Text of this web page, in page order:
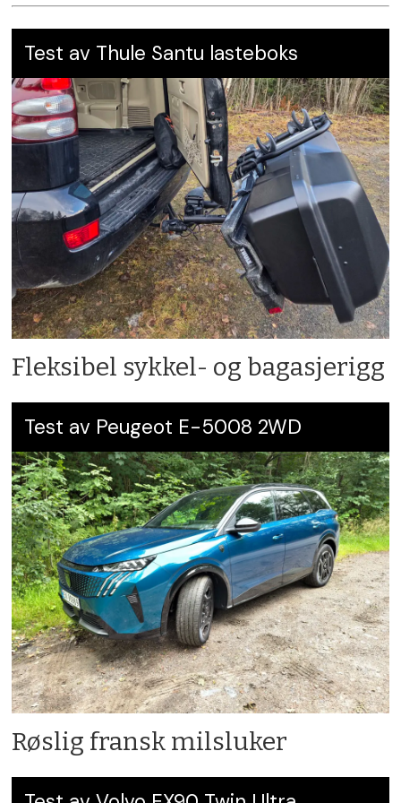
kr 1 072 500,
OBS:Vi tar forbehold om feil info og
priser.
Liten effekt av frontkamera og
Noen snåle løsninger pga. ombygging
for Europa. F.eks. ladeport
Test av Thule Santu lasteboks
Fleksibel sykkel- og bagasjerigg
Test av Peugeot E-5008 2WD
Røslig fransk milsluker